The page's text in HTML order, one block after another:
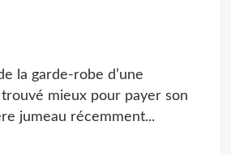
la garde-robe d’une
trouvé mieux pour payer son
jumeau récemment...